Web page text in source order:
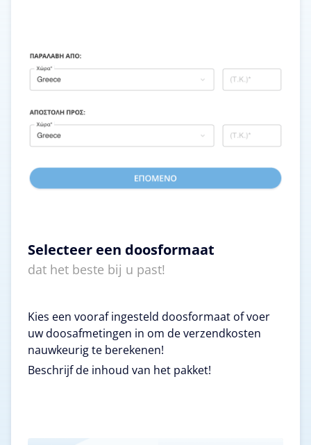
Selecteer een doosformaat
dat het beste bij u past!
Kies een vooraf ingesteld doosformaat of voer
uw doosafmetingen in om de verzendkosten
nauwkeurig te berekenen!
Beschrijf de inhoud van het pakket!